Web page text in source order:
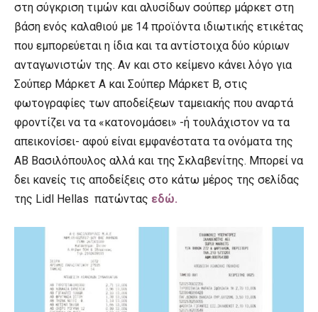
στη σύγκριση τιμών και αλυσίδων σούπερ μάρκετ στη
βάση ενός καλαθιού με 14 προϊόντα ιδιωτικής ετικέτας
που εμπορεύεται η ίδια και τα αντίστοιχα δύο κύριων
ανταγωνιστών της. Αν και στο κείμενο κάνει λόγο για
Σούπερ Μάρκετ Α και Σούπερ Μάρκετ Β, στις
φωτογραφίες των αποδείξεων ταμειακής που αναρτά
φροντίζει να τα «κατονομάσει» -ή τουλάχιστον να τα
απεικονίσει- αφού είναι εμφανέστατα τα ονόματα της
ΑΒ Βασιλόπουλος αλλά και της Σκλαβενίτης. Μπορεί να
δει κανείς τις αποδείξεις στο κάτω μέρος της σελίδας
της Lidl Hellas πατώντας εδώ.